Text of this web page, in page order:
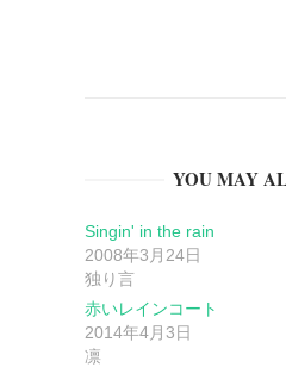
ョ
ン
YOU MAY
Singin' in the rain
2008年3月24日
独り言
赤いレインコート
2014年4月3日
凛